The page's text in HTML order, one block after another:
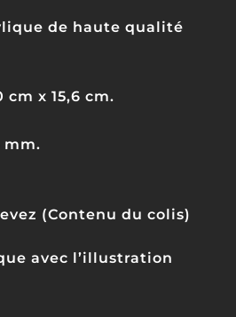
de haute qualité
cm x 15,6 cm.
mm.
(Contenu du colis)
avec l’illustration